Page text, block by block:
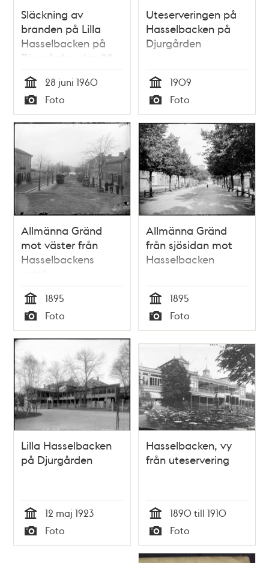
Släckning av
branden på Lilla
Hasselbacken på
Djurgården den 28
juni 1960
Tid
28 juni 1960
Typ
Foto
Uteserveringen på
Hasselbacken på
Djurgården
Tid
1909
Typ
Foto
Allmänna Gränd
mot väster från
Hasselbackens
entré
Tid
1895
Typ
Foto
Allmänna Gränd
från sjösidan mot
Hasselbacken
Tid
1895
Typ
Foto
Lilla Hasselbacken
på Djurgården
Tid
12 maj 1923
Typ
Foto
Hasselbacken, vy
från uteservering
Tid
1890 till 1910
Typ
Foto